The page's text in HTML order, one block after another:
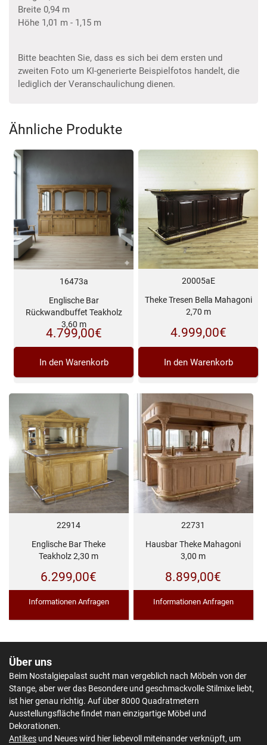
Breite 0,94 m
Höhe 1,01 m - 1,15 m
Bitte beachten Sie, dass es sich bei dem ersten und
zweiten Foto um KI-generierte Beispielfotos handelt, die
lediglich der Veranschaulichung dienen.
Ähnliche Produkte
16473a
Englische Bar
Rückwandbuffet Teakholz
3,60 m
4.799,00€
In den Warenkorb
20005aE
Theke Tresen Bella Mahagoni
2,70 m
4.999,00€
In den Warenkorb
22914
Englische Bar Theke
Teakholz 2,30 m
6.299,00€
Informationen Anfragen
22731
Hausbar Theke Mahagoni
3,00 m
8.899,00€
Informationen Anfragen
Über uns
Beim Nostalgiepalast sucht man vergeblich nach Möbeln von der
Stange, aber wer das Besondere und geschmackvolle Stilmixe liebt,
ist hier genau richtig. Auf über 8000 Quadratmetern
Ausstellungsfläche findet man einzigartige Möbel und
Dekorationen.
Antikes und Neues wird hier liebevoll miteinander verknüpft, um